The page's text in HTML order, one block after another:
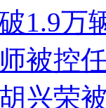
1.9万
被控
兴荣